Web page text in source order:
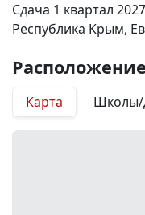
Сдача 1 квартал
Республика Крым,
Расположение
Карта Школы/